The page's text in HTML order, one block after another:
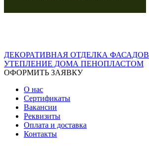
ДЕКОРАТИВНАЯ ОТДЕЛКА ФАСАДОВ
УТЕПЛЕНИЕ ДОМА ПЕНОПЛАСТОМ
ОФОРМИТЬ ЗАЯВКУ
О нас
Сертификаты
Вакансии
Реквизиты
Оплата и доставка
Контакты